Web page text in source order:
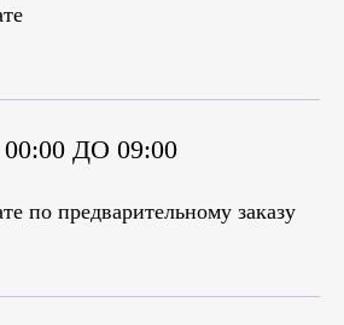
ДО 09:00
по предварительному заказу